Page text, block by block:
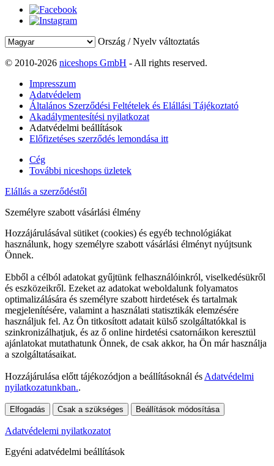
Ország / Nyelv változtatás
© 2010-2026 niceshops GmbH - All rights reserved.
Impresszum
Adatvédelem
Általános Szerződési Feltételek és Elállási Tájékoztató
Akadálymentesítési nyilatkozat
Adatvédelmi beállítások
Előfizetéses szerződés lemondása itt
Cég
További niceshops üzletek
Elállás a szerződéstől
Személyre szabott vásárlási élmény
Hozzájárulásával sütiket (cookies) és egyéb technológiákat
használunk, hogy személyre szabott vásárlási élményt nyújtsunk
Önnek.
Ebből a célból adatokat gyűjtünk felhasználóinkról, viselkedésükről
és eszközeikről. Ezeket az adatokat weboldalunk folyamatos
optimalizálására és személyre szabott hirdetések és tartalmak
megjelenítésére, valamint a használati statisztikák elemzésére
használjuk fel. Az Ön titkosított adatait külső szolgáltatókkal is
szinkronizálhatjuk, és az ő online hirdetési csatornáikon keresztül
ajánlatokat mutathatunk Önnek, de csak akkor, ha Ön már használja
a szolgáltatásaikat.
Hozzájárulása előtt tájékozódjon a beállításoknál és Adatvédelmi
nyilatkozatunkban..
Elfogadás Csak a szükséges Beállítások módosítása
Adatvédelemi nyilatkozatot
Egyéni adatvédelmi beállítások